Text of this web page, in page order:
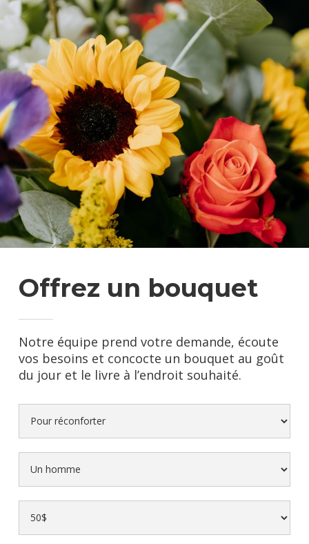
Offrez un bouquet
Notre équipe prend votre demande, écoute
vos besoins et concocte un bouquet au goût
du jour et le livre à l’endroit souhaité.